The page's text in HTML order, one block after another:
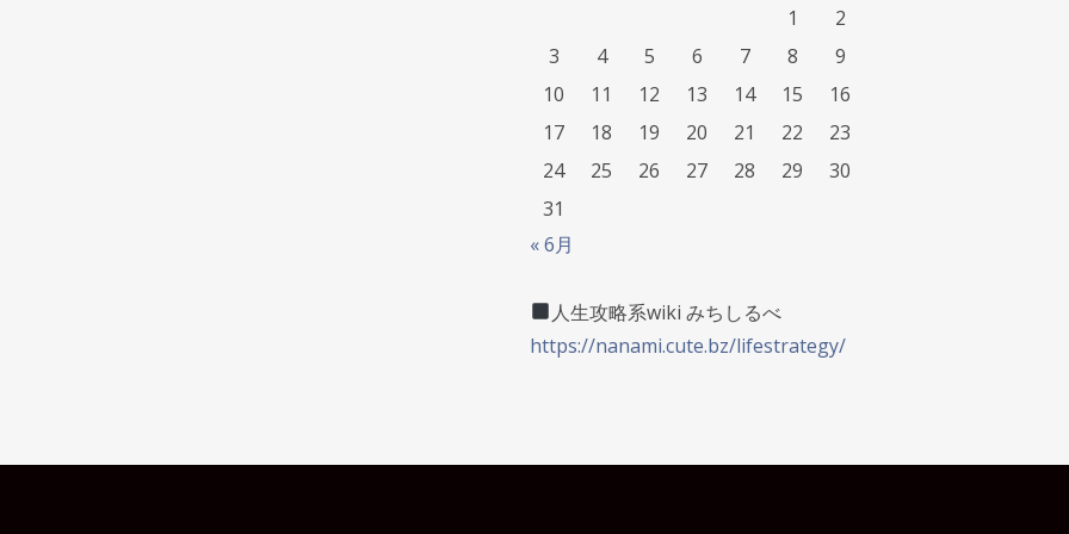
1
2
3
4 5 6 7 8
9
10
11 12 13 14 15
16
17
18 19 20 21 22
23
24
25 26 27 28 29
30
31
« 6月
人生攻略系wiki みちしるべ
https://nanami.cute.bz/lifestrategy/